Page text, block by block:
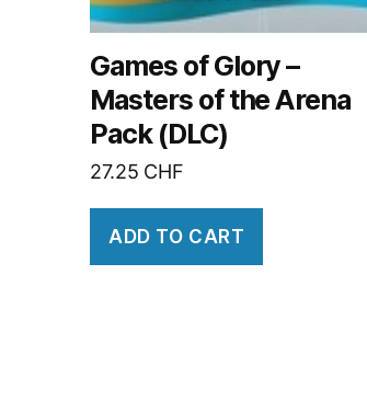
Games of Glory –
Masters of the Arena
Pack (DLC)
27.25 CHF
ADD TO CART